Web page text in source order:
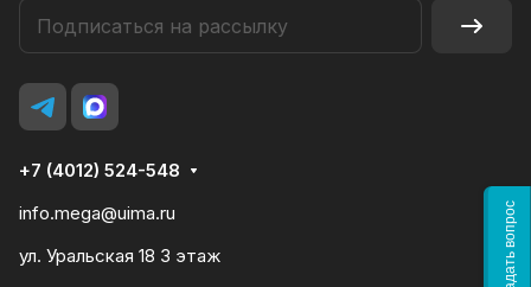
+7 (4012) 524-548
info.mega@uima.ru
ул. Уральская 18 3 этаж
Задать вопрос